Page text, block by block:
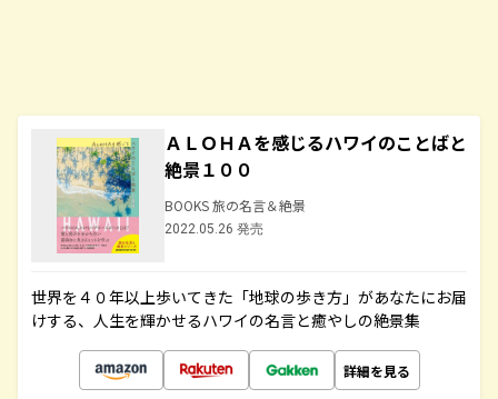
ＡＬＯＨＡを感じるハワイのことばと
絶景１００
BOOKS 旅の名言＆絶景
2022.05.26 発売
世界を４０年以上歩いてきた「地球の歩き方」があなたにお届
けする、人生を輝かせるハワイの名言と癒やしの絶景集
詳細を見る